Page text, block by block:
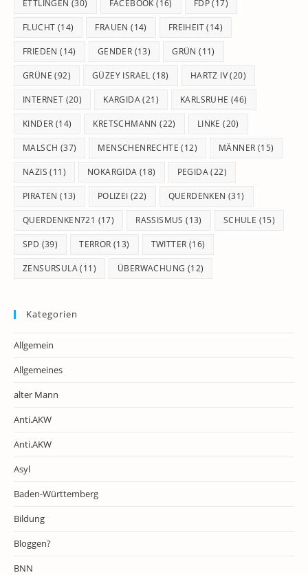
ETTLINGEN (30) FACEBOOK (16) FDP(17)
FLUCHT (14) FRAUEN (14) FREIHEIT(14)
FRIEDEN (14) GENDER (13) GRÜN (11)
GRÜNE (92) GÜZEY ISRAEL (18) HARTZ IV(20)
INTERNET (20) KARGIDA(21) KARLSRUHE (46)
KINDER (14) KRETSCHMANN (22) LINKE (20)
MALSCH (37) MENSCHENRECHTE (12) MÄNNER (15)
NAZIS (11) NOKARGIDA (18) PEGIDA(22)
PIRATEN (13) POLIZEI (22) QUERDENKEN (31)
QUERDENKEN721 (17) RASSISMUS (13) SCHULE (15)
SPD (39) TERROR (13) TWITTER (16)
ZENSURSULA(11) ÜBERWACHUNG (12)
Kategorien
Allgemein
Allgemeines
alter Mann
Anti.AKW
Anti.AKW
Asyl
Baden-Württemberg
Bildung
Bloggen?
BNN